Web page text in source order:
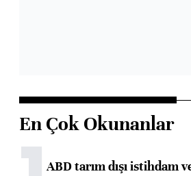
En Çok Okunanlar
ABD tarım dışı istihdam